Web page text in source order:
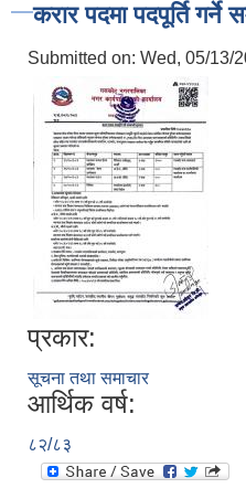
करार पदमा पदपूर्ति गर्ने
Submitted on: Wed, 05/13/
प्रकार:
सूचना तथा समाचार
आर्थिक वर्ष:
८२/८३